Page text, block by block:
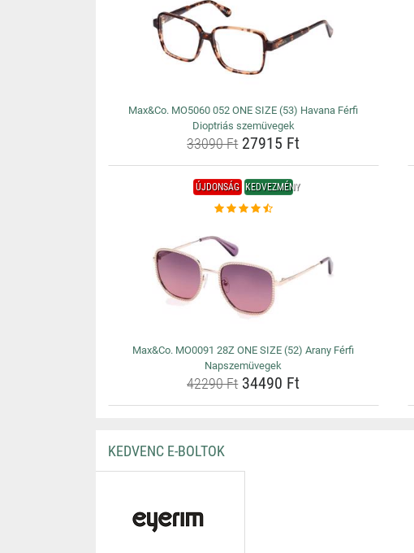
Max&Co. MO5060 052 ONE SIZE (53) Havana Férfi
Dioptriás szemüvegek
33090 Ft27915 Ft
ÚJDONSÁG KEDVEZMÉNY
Max&Co. MO0091 28Z ONE SIZE (52) Arany Férfi
Napszemüvegek
42290 Ft34490 Ft
KEDVENC E-BOLTOK